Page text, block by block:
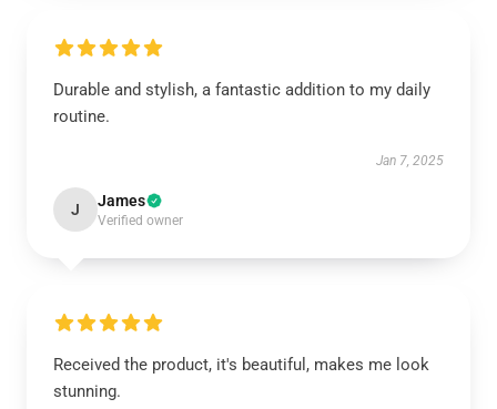
Durable and stylish, a fantastic addition to my daily
routine.
Jan 7, 2025
J James
Verified owner
Received the product, it's beautiful, makes me look
stunning.